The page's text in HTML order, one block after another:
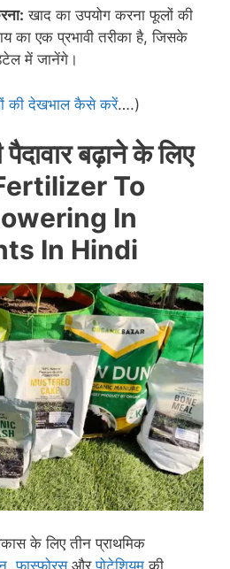
खाद का उपयोग करना फूलों की
का एक प्रभावी तरीका है, जिसके
में जानेंगे।
की देखभाल कैसे करें….)
बढ़ाने के लिए
To
In
In Hindi
के लिए तीन प्राथमिक